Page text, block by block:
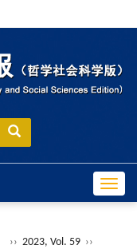
›› 2023, Vol. 59 ››